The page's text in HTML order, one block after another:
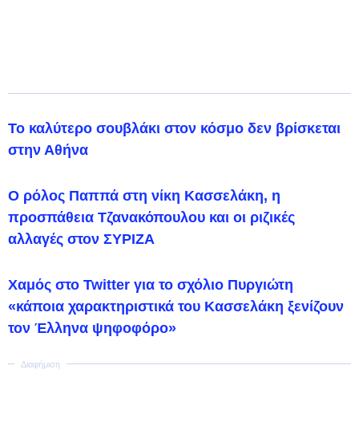
Το καλύτερο σουβλάκι στον κόσμο δεν βρίσκεται
στην Αθήνα
Ο ρόλος Παππά στη νίκη Κασσελάκη, η
προσπάθεια Τζανακόπουλου και οι ριζικές
αλλαγές στον ΣΥΡΙΖΑ
Χαμός στο Twitter για το σχόλιο Πυργιώτη
«κάποια χαρακτηριστικά του Κασσελάκη ξενίζουν
τον Έλληνα ψηφοφόρο»